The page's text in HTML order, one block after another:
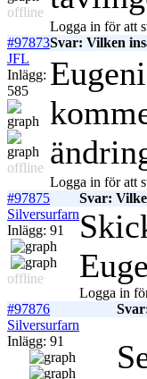
offline
Logga in för att
#97873Svar: Vilken
JFL
Inlägg:
585
offline
Logga in för att
#97875
Svar:
Silversurfarn
Inlägg: 91
offline
Logga in
#97876
Silversurfarn
Inlägg: 91